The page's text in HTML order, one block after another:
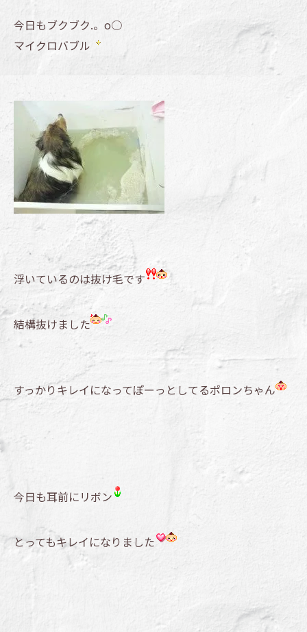
今日もブクブク.。o○
マイクロバブル
浮いているのは抜け毛です
結構抜けました
すっかりキレイになってぽーっとしてるポロンちゃん
今日も耳前にリボン
とってもキレイになりました